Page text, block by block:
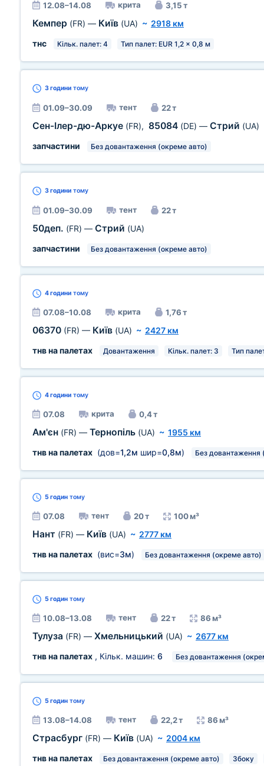
12.08–14.08 крита 3,15 т
Кемпер (FR) — Київ (UA) ~ 2918 км
тнс
Кільк. палет: 4 Тип палет: EUR 1,2 x 0,8 м
3 години тому
01.09–30.09 тент 22 т
Сен-Ілер-дю-Аркуе (FR), 85084 (DE) — Стрий (UA)
запчастини
Без довантаження (окреме авто)
3 години тому
01.09–30.09 тент 22 т
50деп. (FR) — Стрий (UA)
запчастини
Без довантаження (окреме авто)
4 години тому
07.08–10.08 крита 1,76 т
06370 (FR) — Київ (UA) ~ 2427 км
тнв на палетах
Довантаження Кільк. палет: 3 Тип
4 години тому
07.08 крита 0,4 т
Ам'єн (FR) — Тернопіль (UA) ~ 1955 км
тнв на палетах (дов=1,2м шир=0,8м) Без довантаження
5 годин тому
07.08 тент 20 т 100 м³
Нант (FR) — Київ (UA) ~ 2777 км
тнв на палетах (вис=3м) Без довантаження (окреме авто)
5 годин тому
10.08–13.08 тент 22 т 86 м³
Тулуза (FR) — Хмельницький (UA) ~ 2677 км
тнв на палетах , Кільк. машин: 6 Без довантаження
5 годин тому
13.08–14.08 тент 22,2 т 86 м³
Страсбург (FR) — Київ (UA) ~ 2004 км
тнв на палетах
Без довантаження (окреме авто) Збоку